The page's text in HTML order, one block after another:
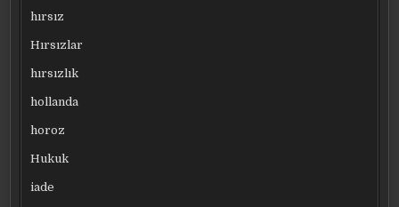
hırsız
Hırsızlar
hırsızlık
hollanda
horoz
Hukuk
iade